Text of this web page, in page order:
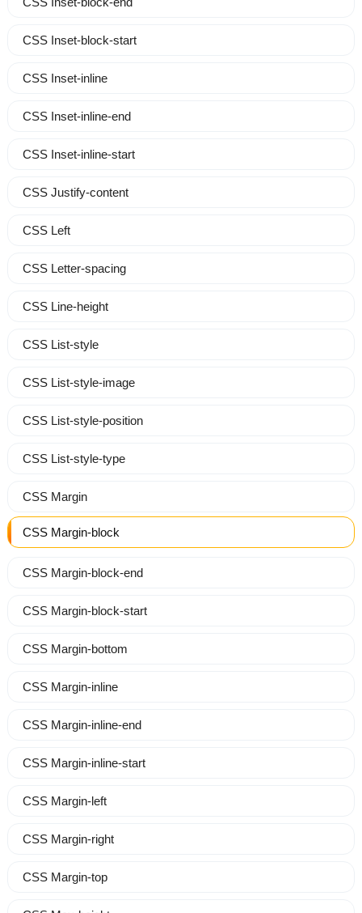
CSS Inset-block-start
CSS Inset-inline
CSS Inset-inline-end
CSS Inset-inline-start
CSS Justify-content
CSS Left
CSS Letter-spacing
CSS Line-height
CSS List-style
CSS List-style-image
CSS List-style-position
CSS List-style-type
CSS Margin
CSS Margin-block
CSS Margin-block-end
CSS Margin-block-start
CSS Margin-bottom
CSS Margin-inline
CSS Margin-inline-end
CSS Margin-inline-start
CSS Margin-left
CSS Margin-right
CSS Margin-top